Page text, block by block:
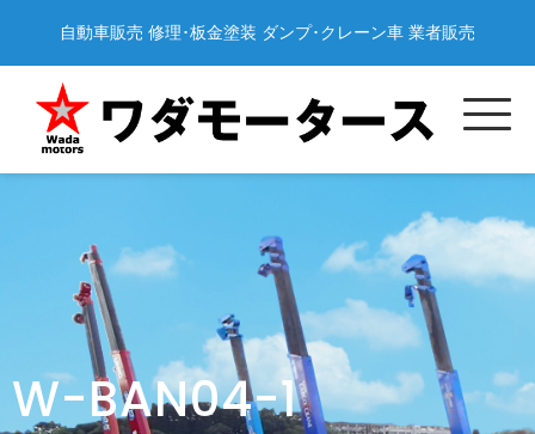
content
自動車販売 修理･板金塗装 ダンプ･クレーン車 業者販売
W-BAN04-1